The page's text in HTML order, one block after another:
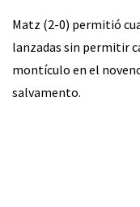
Matz (2-0) permitió
lanzadas sin permitir
montículo en el
salvamento.